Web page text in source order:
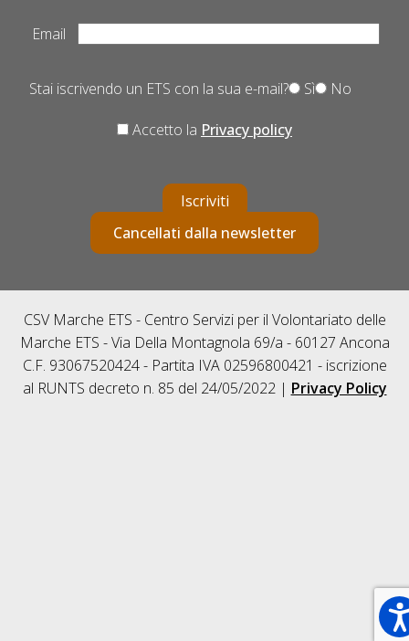
Email
Stai iscrivendo un ETS con la sua e-mail? Sì No
Accetto la Privacy policy
Iscriviti
Cancellati dalla newsletter
CSV Marche ETS - Centro Servizi per il Volontariato delle
Marche ETS - Via Della Montagnola 69/a - 60127 Ancona
C.F. 93067520424 - Partita IVA 02596800421 - iscrizione
al RUNTS decreto n. 85 del 24/05/2022 | Privacy Policy